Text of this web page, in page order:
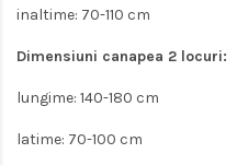
inaltime: 70-110 cm
Dimensiuni canapea 2 locuri:
lungime: 140-180 cm
latime: 70-100 cm